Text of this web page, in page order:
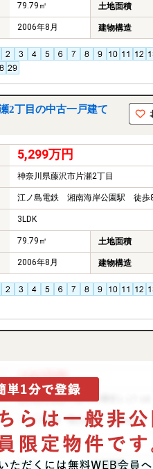
79.79㎡ 土地面積
2006年8月 建物構造
2丁目の中古一戸建て
5,299万円
神奈川県藤沢市片瀬2丁目
江ノ島電鉄 湘南海岸公園駅 徒歩
3LDK
79.79㎡ 土地面積
2006年8月 建物構造